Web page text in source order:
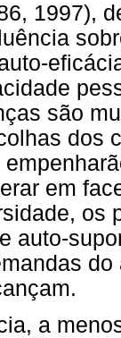
1997),
são
dos
em
os
auto-
a